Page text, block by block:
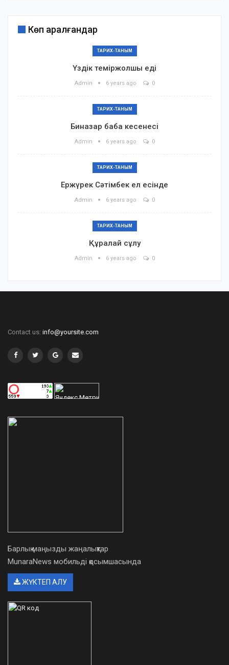
Көп қаралғандар
ТАРИХ-ТАНЫМ
Үздік теміржолшы еді
Admin 6 years ago 0
ТАРИХ-ТАНЫМ
Биназар баба кесенесі
Admin 6 years ago 0
ТАРИХ-ТАНЫМ
Ержүрек Сәтімбек ел есінде
Admin 6 years ago 0
ТАРИХ-ТАНЫМ
Құралай сұлу
Admin 6 years ago 0
Contact us: info@yoursite.com
Барлық маңызды жаңалықтар
MunaraNews мобильді қосымшасында
ЖҮКТЕП АЛУ